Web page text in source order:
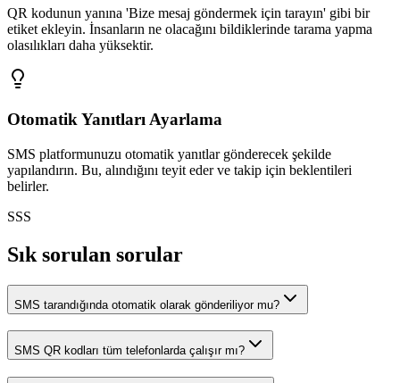
QR kodunun yanına 'Bize mesaj göndermek için tarayın' gibi bir
etiket ekleyin. İnsanların ne olacağını bildiklerinde tarama yapma
olasılıkları daha yüksektir.
Otomatik Yanıtları Ayarlama
SMS platformunuzu otomatik yanıtlar gönderecek şekilde
yapılandırın. Bu, alındığını teyit eder ve takip için beklentileri
belirler.
SSS
Sık sorulan sorular
SMS tarandığında otomatik olarak gönderiliyor mu?
SMS QR kodları tüm telefonlarda çalışır mı?